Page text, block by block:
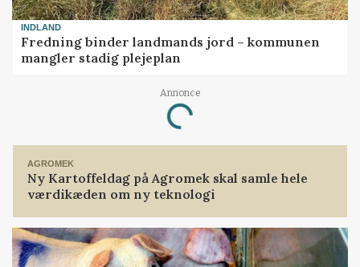
INDLAND
Fredning binder landmands jord – kommunen
mangler stadig plejeplan
Annonce
Loading...
AGROMEK
Ny Kartoffeldag på Agromek skal samle hele
værdikæden om ny teknologi